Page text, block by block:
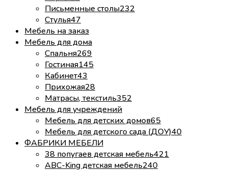
Письменные столы232
Стулья47
Мебель на заказ
Мебель для дома
Спальня269
Гостиная145
Кабинет43
Прихожая28
Матрасы, текстиль352
Мебель для учреждений
Мебель для детских домов65
Мебель для детского сада (ДОУ)40
ФАБРИКИ МЕБЕЛИ
38 попугаев детская мебель421
ABC-King детская мебель240